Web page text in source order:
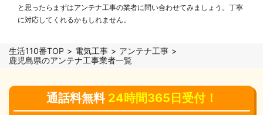
と思ったらまずはアンテナ工事の業者に問い合わせてみましょう。丁寧
に対応してくれるかもしれません。
生活110番TOP 電気工事
アンテナ工事
鹿児島県のアンテナ工事業者一覧
通話料無料 24時間365日受付！